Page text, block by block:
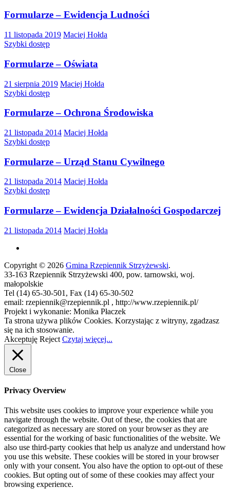
Formularze – Ewidencja Ludności
11 listopada 2019 Maciej Hołda
Szybki dostęp
Formularze – Oświata
21 sierpnia 2019 Maciej Hołda
Szybki dostęp
Formularze – Ochrona Środowiska
21 listopada 2014 Maciej Hołda
Szybki dostęp
Formularze – Urząd Stanu Cywilnego
21 listopada 2014 Maciej Hołda
Szybki dostęp
Formularze – Ewidencja Działalności Gospodarczej
21 listopada 2014 Maciej Hołda
Copyright © 2026 Gmina Rzepiennik Strzyżewski.
33-163 Rzepiennik Strzyżewski 400, pow. tarnowski, woj.
małopolskie
Tel (14) 65-30-501, Fax (14) 65-30-502
email: rzepiennik@rzepiennik.pl , http://www.rzepiennik.pl/
Projekt i wykonanie: Monika Płaczek
Ta strona używa plików Cookies. Korzystając z witryny, zgadzasz
się na ich stosowanie.
Akceptuję Reject Czytaj więcej...
Close
Privacy Overview
This website uses cookies to improve your experience while you
navigate through the website. Out of these, the cookies that are
categorized as necessary are stored on your browser as they are
essential for the working of basic functionalities of the website. We
also use third-party cookies that help us analyze and understand how
you use this website. These cookies will be stored in your browser
only with your consent. You also have the option to opt-out of these
cookies. But opting out of some of these cookies may affect your
browsing experience.